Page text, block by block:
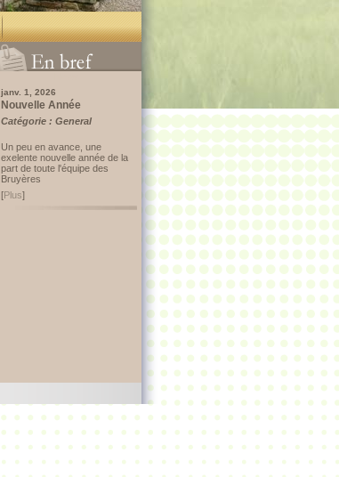
janv. 1, 2026
Nouvelle Année
Catégorie : General
Un peu en avance, une
exelente nouvelle année de la
part de toute l'équipe des
Bruyères
[Plus]